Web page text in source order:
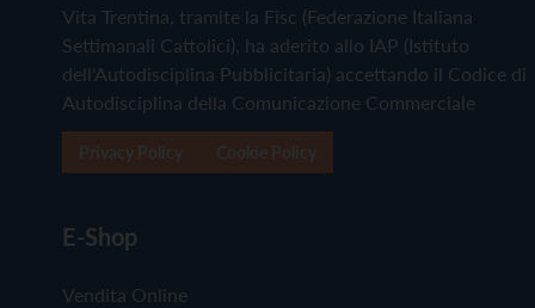
Vita Trentina, tramite la Fisc (Federazione Italiana
Settimanali Cattolici), ha aderito allo IAP (Istituto
dell'Autodisciplina Pubblicitaria) accettando il Codice di
Autodisciplina della Comunicazione Commerciale
E-Shop
Vendita Online